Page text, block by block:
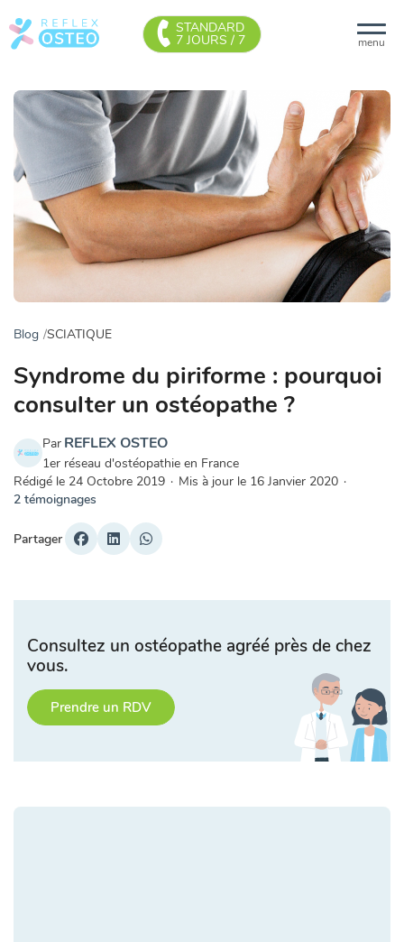
menu
STANDARD
7 JOURS / 7
Blog SCIATIQUE
Syndrome du piriforme : pourquoi
consulter un ostéopathe ?
Par REFLEX OSTEO
1er réseau d'ostéopathie en France
Rédigé le 24 Octobre 2019 · Mis à jour le 16 Janvier 2020 ·
2 témoignages
Partager
Consultez un ostéopathe agréé près de chez
vous.
Prendre un RDV